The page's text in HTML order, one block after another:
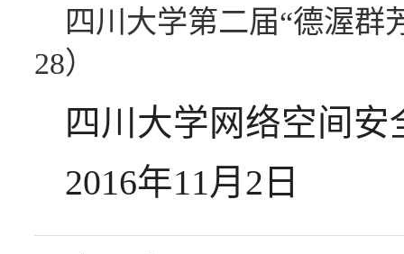
四川大学第二届“德渥群
28）
四川大学网络空间安
2016年11月2日